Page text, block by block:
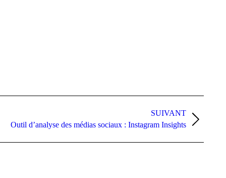
SUIVANT
Outil d’analyse des médias sociaux : Instagram Insights